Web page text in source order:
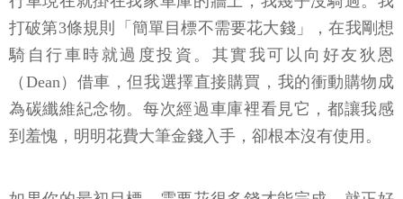
打破第3條規則「簡單目標不需要花大錢」，在我剛想
騎自行車時就過度投資。其實我可以向好友狄恩
（Dean）借車，但我選擇直接購買，我的衝動購物成
為碳纖維紀念物。每次經過車庫裡看見它，都讓我感
到羞愧，明明花費大筆金錢入手，卻根本沒有使用。